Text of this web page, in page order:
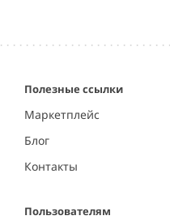
2
Полезные ссылки
Маркетплейс
Блог
Контакты
Пользователям